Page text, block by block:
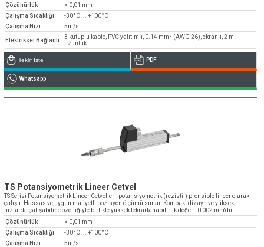
Çözünürlük
< 0,01 mm
Çalışma Sıcaklığı
-30°C ... +100°C
Çalışma Hızı
5m/s
Elektriksel Bağlantı
3 kutuplu kablo, PVC yalıtımlı, 0.14 mm² (AWG 26), ekranlı, 2 m
uzunluk
Teklif İste PDF
Whatsapp
TS Potansiyometrik Lineer Cetvel
TS Serisi Potansiyometrik Lineer Cetvelleri, potansiyometrik (rezistif) prensiple lineer olarak
çalışır. Hassas ve uygun maliyetli pozisyon ölçümü sunar. Kompakt dizayn ve yüksek
hızlarda çalışabilme özelliğiyle birlikte yüksek tekrarlanabilirlik değeri: 0,002 mm'dir.
Çözünürlük
< 0,01 mm
Çalışma Sıcaklığı
-30°C ... +100°C
Çalışma Hızı
5m/s